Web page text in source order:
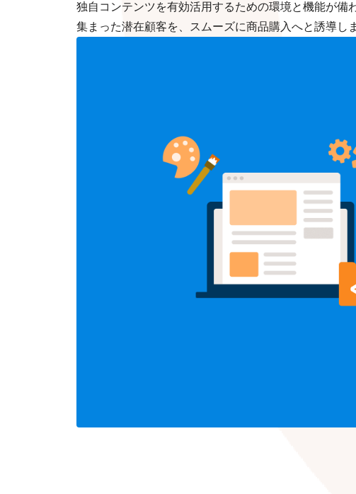
独自コンテンツを有効活用するための環境と機能が備
集まった潜在顧客を、スムーズに商品購入へと誘導し